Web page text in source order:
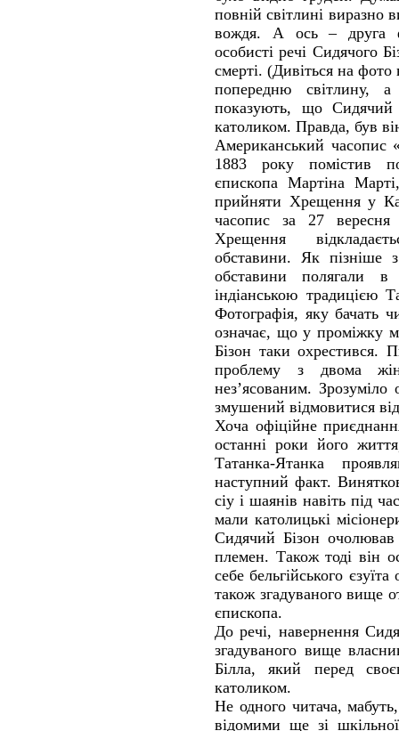
повній світлині виразно
вождя. А ось – друга
особисті речі Сидячого
смерті. (Дивіться на фото
попередню світлину,
показують, що Сидячий
католиком. Правда, був
Американський часопис
1883 року помістив
єпископа Мартіна
прийняти Хрещення у
часопис за 27
Хрещення
обставини. Як пізніше
обставини полягали
індіанською традицією
Фотографія, яку бачать
означає, що у проміжку
Бізон таки охрестився.
проблему з двома
нез’ясованим.
змушений відмовитися від
Хоча офіційне
останні роки його
Татанка-Ятанка
наступний факт.
сіу і шаянів навіть під
мали католицькі
Сидячий Бізон очолював
племен. Також тоді він
себе бельгійського
також згадуваного вище
єпископа.
До речі, навернення
згадуваного вище
Білла, який перед
католиком.
Не одного читача,
відомими ще зі